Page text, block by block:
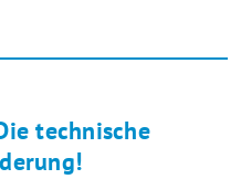
technische